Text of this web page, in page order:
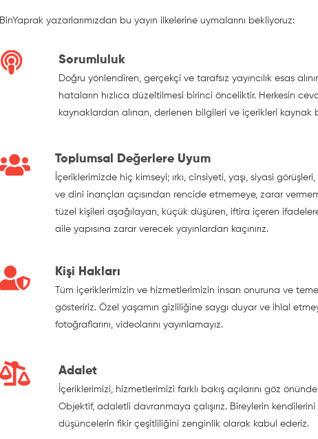
BinYaprak yazarlarımızdan bu yayın ilkelerine uymalarını bekliyoruz:
Sorumluluk
Doğru yönlendiren, gerçekçi ve tarafsız yayıncılık esas
hataların hızlıca düzeltilmesi birinci önceliktir. Herkesin
kaynaklardan alınan, derlenen bilgileri ve içerikleri kaynak
Toplumsal Değerlere Uyum
İçeriklerimizde hiç kimseyi; ırkı, cinsiyeti, yaşı, siyasi
ve dini inançları açısından rencide etmemeye, zarar
tüzel kişileri aşağılayan, küçük düşüren, iftira içeren
aile yapısına zarar verecek yayınlardan kaçınırız.
Kişi Hakları
Tüm içeriklerimizin ve hizmetlerimizin insan onuruna ve
gösteririz. Özel yaşamın gizliliğine saygı duyar ve ihlal
fotoğraflarını, videolarını yayınlamayız.
Adalet
İçeriklerimizi, hizmetlerimizi farklı bakış açılarını göz
Objektif, adaletli davranmaya çalışırız. Bireylerin
düşüncelerin fikir çeşitliliğini zenginlik olarak kabul ederiz.